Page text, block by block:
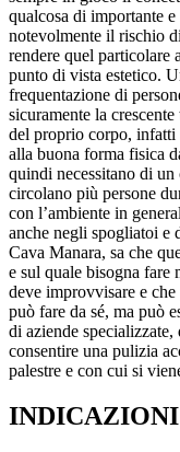
qualcosa di importante e
notevolmente il rischio
rendere quel particolare
punto di vista estetico.
frequentazione di
sicuramente la
del proprio corpo, infatti
alla buona forma fisica
quindi necessitano di
circolano più persone
con l’ambiente in
anche negli spogliatoi e
Cava Manara, sa che
e sul quale bisogna fare
deve improvvisare e
può fare da sé, ma può
di aziende specializzate,
consentire una pulizia
palestre e con cui si